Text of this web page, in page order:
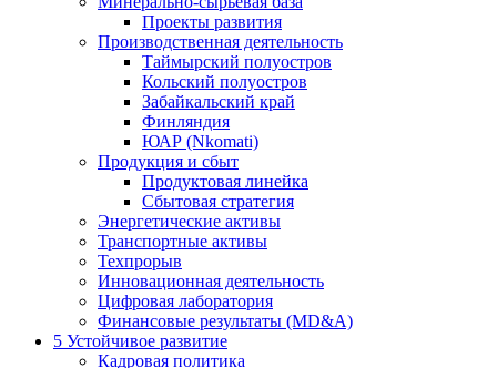
Проекты развития
Производственная деятельность
Таймырский полуостров
Кольский полуостров
Забайкальский край
Финляндия
ЮАР (Nkomati)
Продукция и сбыт
Продуктовая линейка
Сбытовая стратегия
Энергетические активы
Транспортные активы
Техпрорыв
Инновационная деятельность
Цифровая лаборатория
Финансовые результаты (MD&A)
5 Устойчивое развитие
Кадровая политика